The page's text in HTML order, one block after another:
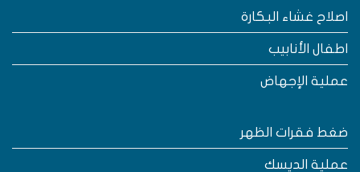
غشاء البكارة
الأنابيب
الإجهاض
فقرات الظهر
الديسك